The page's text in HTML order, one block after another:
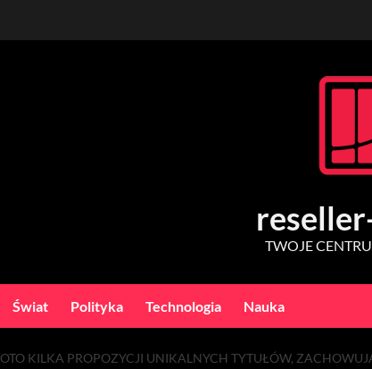
TWOJE
Świat Polityka Technologia Nauka
OTO KILKA PROPOZYCJI UNIKALNYCH TYTUŁÓW,